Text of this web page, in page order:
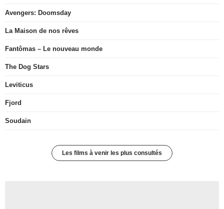
Avengers: Doomsday
La Maison de nos rêves
Fantômas – Le nouveau monde
The Dog Stars
Leviticus
Fjord
Soudain
Les films à venir les plus consultés